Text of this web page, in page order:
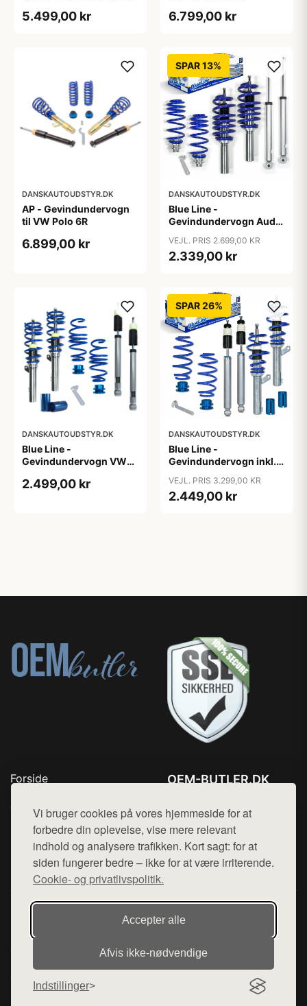
Vi bruger cookies på vores hjemmeside for at
forbedre din oplevelse, vise mere relevant
indhold og analysere trafikken. Kort sagt: for at
siden fungerer bedre – ikke for at være irriterende.
Cookie- og privatlivspolitik.
Accepter alle
Afvis ikke‑nødvendige
Indstillinger
5.499,00 kr
Quattro(8P), fjedreben
6.799,00 kr
DANSKAUTOUDSTYR.DK
AP - Gevindundervogn
til VW Polo 6R
6.899,00 kr
SPAR 13%
DANSKAUTOUDSTYR.DK
Blue Line -
Gevindundervogn Audi
TDI/2.0 TFSI/2.7/3.0
TDI/3.2 FSI, 2007-2011
VEJL. PRIS 2.699,00 KR
2.339,00 kr
DANSKAUTOUDSTYR.DK
Blue Line -
Gevindundervogn VW
2014- - Multi-link,
2.499,00 kr
SPAR 26%
DANSKAUTOUDSTYR.DK
Blue Line -
Gevindundervogn inkl.
1.4 TSi, 1.6, 2.0, 2.0T /
DSG, 1.9 TDi
VEJL. PRIS 3.299,00 KR
2.449,00 kr
Forside
Top Rabatter
Blog
Kontakt
OEM-BUTLER.DK
Mail: hej@want.dk
Cookie- og privatlivspolitik
Denne side er en del af want.dk, der udgiver en række
hjemmesider med præsentation af forskellige produkter fra
diverse webshops. Der sælges ikke varer fra denne side - vi
henviser til de shops, som sælger varen. Vi har heller ikke
varerne på lager.